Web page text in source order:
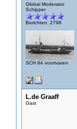
Global Moderator
Schipper
Berichten: 2798
SCH 84 voortvaren
L.de Graaff
Gast